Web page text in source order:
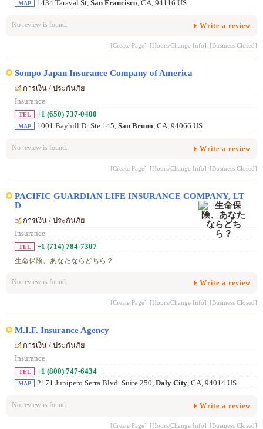
MAP 1434 Taraval St, San Francisco, CA, 94116 US
No review is found. Write a review
[Create Page] [Hours/Change Info] [Business Closed]
Sompo Japan Insurance Company of America
การเงิน / ประกันภัย
Insurance
TEL +1 (650) 737-0400
MAP 1001 Bayhill Dr Ste 145, San Bruno, CA, 94066 US
No review is found. Write a review
[Create Page] [Hours/Change Info] [Business Closed]
PACIFIC GUARDIAN LIFE INSURANCE COMPANY, LT
D
การเงิน / ประกันภัย
Insurance
TEL
+1 (714) 784-7307
生命保険、あなたならどちら？
No review is found. Write a review
[Create Page] [Hours/Change Info] [Business Closed]
M.I.F. Insurance Agency
การเงิน / ประกันภัย
Insurance
TEL +1 (800) 747-6434
MAP 2171 Junipero Serra Blvd. Suite 250, Daly City, CA, 94014 US
No review is found. Write a review
[Create Page] [Hours/Change Info] [Business Closed]